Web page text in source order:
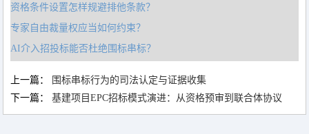
资格条件设置怎样规避排他条款？
专家自由裁量权应当如何约束？
AI介入招投标能否杜绝围标串标？
上一篇：
围标串标行为的司法认定与证据收集
下一篇：基建项目EPC招标模式演进：从资格预审到联合体协议